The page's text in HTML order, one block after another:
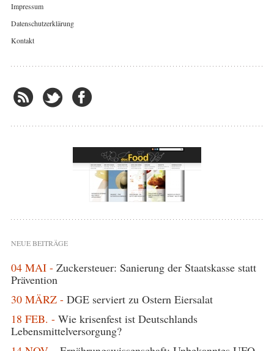
Impressum
Datenschutzerklärung
Kontakt
NEUE BEITRÄGE
04 MAI - Zuckersteuer: Sanierung der Staatskasse statt
Prävention
30 MÄRZ - DGE serviert zu Ostern Eiersalat
18 FEB. - Wie krisenfest ist Deutschlands
Lebensmittelversorgung?